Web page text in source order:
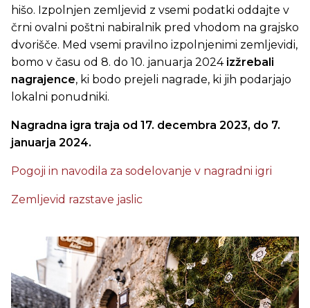
hišo. Izpolnjen zemljevid z vsemi podatki oddajte v
črni ovalni poštni nabiralnik pred vhodom na grajsko
dvorišče. Med vsemi pravilno izpolnjenimi zemljevidi,
bomo v času od 8. do 10. januarja 2024 izžrebali
nagrajence, ki bodo prejeli nagrade, ki jih podarjajo
lokalni ponudniki.
Nagradna igra traja od 17. decembra 2023, do 7.
januarja 2024.
Pogoji in navodila za sodelovanje v nagradni igri
Zemljevid razstave jaslic